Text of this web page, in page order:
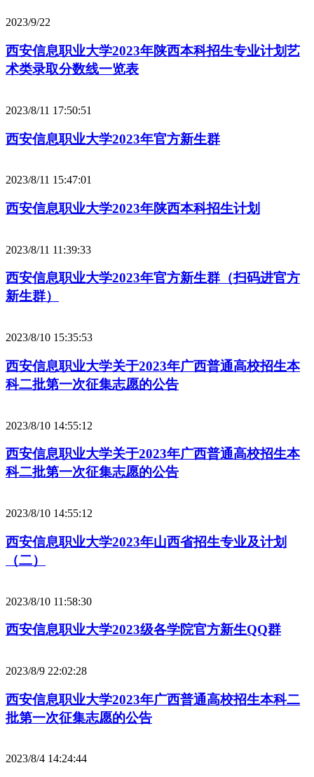
2023/9/22
西安信息职业大学2023年陕西本科招生专业计划艺
术类录取分数线一览表
2023/8/11 17:50:51
西安信息职业大学2023年官方新生群
2023/8/11 15:47:01
西安信息职业大学2023年陕西本科招生计划
2023/8/11 11:39:33
西安信息职业大学2023年官方新生群（扫码进官方
新生群）
2023/8/10 15:35:53
西安信息职业大学关于2023年广西普通高校招生本
科二批第一次征集志愿的公告
2023/8/10 14:55:12
西安信息职业大学关于2023年广西普通高校招生本
科二批第一次征集志愿的公告
2023/8/10 14:55:12
西安信息职业大学2023年山西省招生专业及计划
（二）
2023/8/10 11:58:30
西安信息职业大学2023级各学院官方新生QQ群
2023/8/9 22:02:28
西安信息职业大学2023年广西普通高校招生本科二
批第一次征集志愿的公告
2023/8/4 14:24:44